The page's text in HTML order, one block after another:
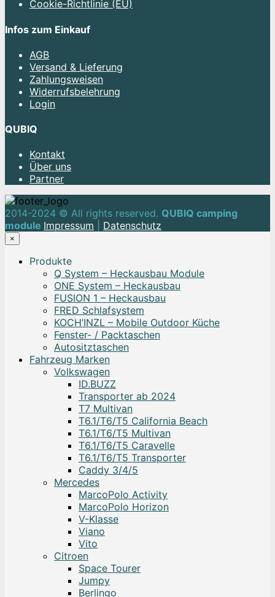
Cookie-Richtlinie (EU)
Infos zum Einkauf
AGB
Versand & Lieferung
Zahlungsweisen
Widerrufsbelehrung
Login
QUBIQ
Kontakt
Über uns
Partner
2014-2024 © All rights reserved. QUBIQ camping
module Impressum Datenschutz
×
Produkte
Q System – Heckausbau Module
ONE System – Heckausbau
FUSION 1 – Heckausbau
FRED Schlafsystem
KOCH’INZL – Mobile Outdoor Küche
Fenster- / Packtaschen
Autositztaschen
Fahrzeug Marken
Volkswagen
ID.BUZZ
Transporter ab 2024
T7 Multivan
T6.1/T6/T5 California Beach
T6.1/T6/T5 Multivan
T6.1/T6/T5 Caravelle
T6.1/T6/T5 Transporter
Caddy 3/4/5
Mercedes
MarcoPolo Activity
MarcoPolo Horizon
V-Klasse
Viano
Vito
Citroen
Space Tourer
Jumpy
Berlingo